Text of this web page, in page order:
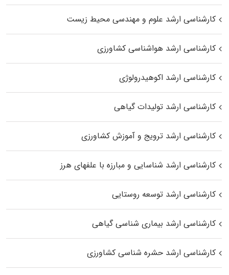
کارشناسی ارشد علوم و مهندسی محیط زیست
کارشناسی ارشد هواشناسی کشاورزی
کارشناسی ارشد اکوهیدرولوژی
کارشناسی ارشد تولیدات گیاهی
کارشناسی ارشد ترویج و آموزش کشاورزی
کارشناسی ارشد شناسایی و مبارزه با علفهای هرز
کارشناسی ارشد توسعه روستایی
کارشناسی ارشد بیماری‌ شناسی گیاهی
کارشناسی ارشد حشره‌ شناسی کشاورزی